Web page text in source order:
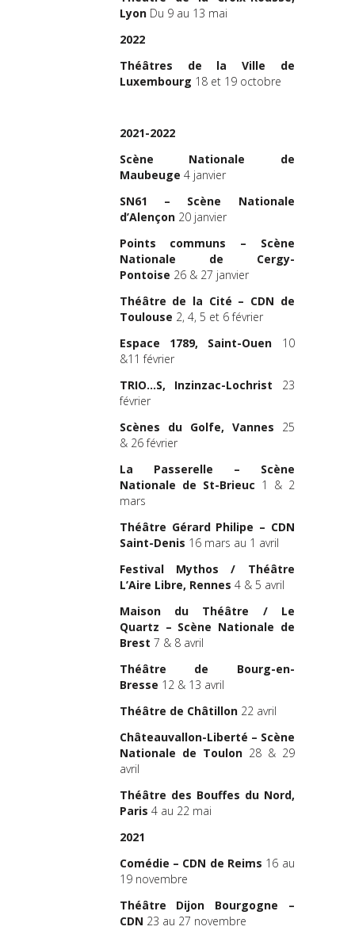
LyonDu 9 au 13 mai
2022
Théâtres de la Ville de
Luxembourg 18 et 19 octobre
2021-2022
Scène Nationale de
Maubeuge 4 janvier
SN61 – Scène Nationale
d’Alençon20 janvier
Points communs – Scène
Nationale de Cergy-
Pontoise 26 & 27 janvier
Théâtre de la Cité – CDN de
Toulouse 2, 4, 5 et 6 février
Espace 1789, Saint-Ouen 10
&11 février
TRIO…S, Inzinzac-Lochrist 23
février
Scènes du Golfe, Vannes 25
& 26 février
La Passerelle – Scène
Nationale de St-Brieuc 1 & 2
mars
Théâtre Gérard Philipe – CDN
Saint-Denis 16 mars au 1 avril
Festival Mythos / Théâtre
L’Aire Libre, Rennes 4 & 5 avril
Maison du Théâtre / Le
Quartz – Scène Nationale de
Brest 7 & 8 avril
Théâtre de Bourg-en-
Bresse 12 & 13 avril
Théâtre de Châtillon22 avril
Châteauvallon-Liberté – Scène
Nationale de Toulon28 & 29
avril
Théâtre des Bouffes du Nord,
Paris 4 au 22 mai
2021
Comédie – CDN de Reims 16 au
19 novembre
Théâtre Dijon Bourgogne –
CDN 23 au 27 novembre